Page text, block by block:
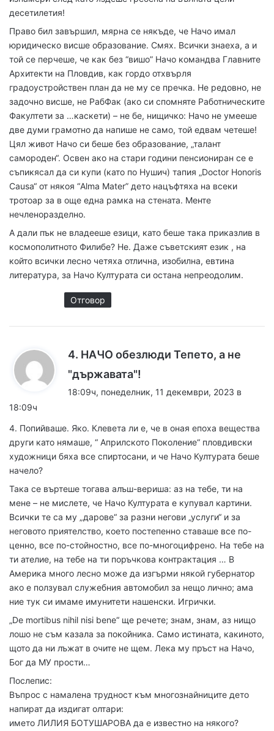
десетилетия!
Право бил завършил, мярна се някъде, че Начо имал
юридическо висше образование. Смях. Всички знаеха, а и
той се перчеше, че как без “вишо” Начо командва Главните
Архитекти на Пловдив, как гордо отхвърля
градоустройствен план да не му се пречка. Не редовно, не
задочно висше, не РабФак (ако си спомняте Работническите
Факултети за …каскети) – не бе, нищичко: Начо не умееше
две думи грамотно да напише не само, той едвам четеше!
Цял живот Начо си беше без образование, „талант
самороден“. Освен ако на стари години пенсиониран се е
съпикясал да си купи (като по Нушич) тапия „Doctor Honoris
Causa“ от някоя “Alma Mater” дето нацъфтяха на всеки
тротоар за в още една рамка на стената. Менте
нечленоразделно.
А дали пък не владееше езици, като беше така приказлив в
космополитното Филибе? Не. Даже съветският език , на
който всички лесно четяха отлична, изобилна, евтина
литература, за Начо Културата си остана непреодолим.
Отговор
4. НАЧО обезлюди Тепето, а не
"държавата"!
:
18:09ч, понеделник, 11 декември, 2023 в
18:09ч
4. Попийваше. Яко. Клевета ли е, че в оная епоха вещества
други като нямаше, “ Априлското Поколение“ пловдивски
художници бяха все спиртосани, и че Начо Културата беше
начело?
Така се въртеше тогава алъш-вериша: аз на тебе, ти на
мене – не мислете, че Начо Културата е купувал картини.
Всички те са му „дарове“ за разни негови „услуги“ и за
неговото приятелство, което постепенно ставаше все по-
ценно, все по-стойностно, все по-многоцифрено. На тебе на
ти ателие, на тебе на ти поръчкова контрактация … В
Америка много лесно може да изгърми някой губернатор
ако е ползувал служебния автомобил за нещо лично; ама
ние тук си имаме имунитети нашенски. Игрички.
„De mortibus nihil nisi bene“ ще речете; знам, знам, аз нищо
лошо не съм казала за покойника. Само истината, какиното,
щото да ни лъжат в очите не щем. Лека му пръст на Начо,
Бог да МУ прости…
Послепис:
Въпрос с намалена трудност към многознайниците дето
напират да издигат олтари:
името ЛИЛИЯ БОТУШАРОВА да е известно на някого?